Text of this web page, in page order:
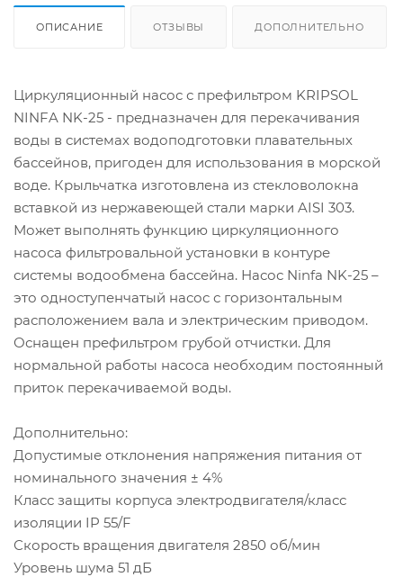
ОПИСАНИЕ ОТЗЫВЫ ДОПОЛНИТЕЛЬНО
Циркуляционный насос с префильтром KRIPSOL
NINFA NK-25 - предназначен для перекачивания
воды в системах водоподготовки плавательных
бассейнов, пригоден для использования в морской
воде. Крыльчатка изготовлена из стекловолокна
вставкой из нержавеющей стали марки AISI 303.
Может выполнять функцию циркуляционного
насоса фильтровальной установки в контуре
системы водообмена бассейна. Насос Ninfa NK-25 –
это одноступенчатый насос с горизонтальным
расположением вала и электрическим приводом.
Оснащен префильтром грубой отчистки. Для
нормальной работы насоса необходим постоянный
приток перекачиваемой воды.
Дополнительно:
Допустимые отклонения напряжения питания от
номинального значения ± 4%
Класс защиты корпуса электродвигателя/класс
изоляции IP 55/F
Скорость вращения двигателя 2850 об/мин
Уровень шума 51 дБ